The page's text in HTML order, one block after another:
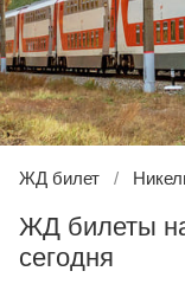
ЖД билет
ЖД билеты
сегодня